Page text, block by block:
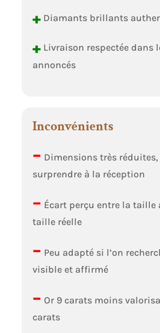
+Diamants brillants
+Livraison respectée dans
annoncés
Inconvénients
– Dimensions très
surprendre à la réception
– Écart perçu entre la taille
taille réelle
– Peu adapté si l’on
visible et affirmé
– Or 9 carats moins
carats